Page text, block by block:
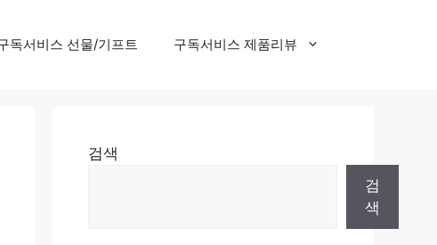
독서비스 선물/기프트 구독서비스 제품리뷰
검색
검
색